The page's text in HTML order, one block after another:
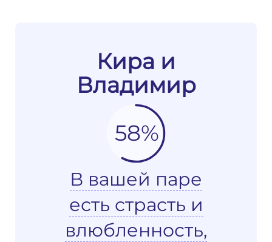
Кира и
Владимир
58%
В вашей паре
есть страсть и
влюбленность,